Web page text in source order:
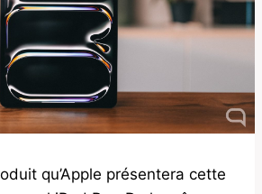
qu’Apple présentera cette